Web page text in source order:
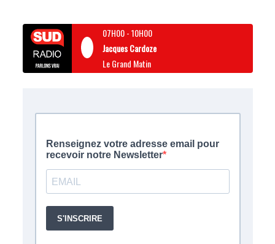
07H00-10H00
Jacques Cardoze
Le Grand Matin